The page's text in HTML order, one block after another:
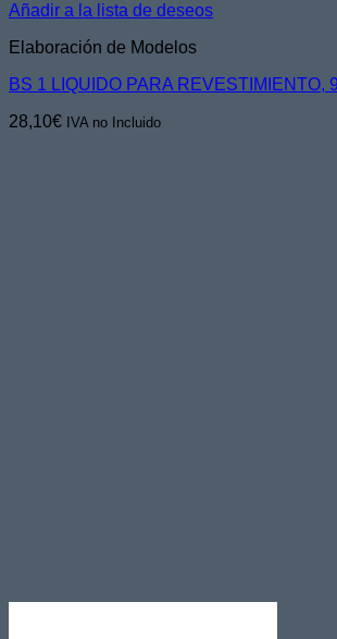
Añadir a la lista de deseos
Elaboración de Modelos
BS 1 LIQUIDO PARA REVESTIMIENTO,
28,10€ IVA no Incluido